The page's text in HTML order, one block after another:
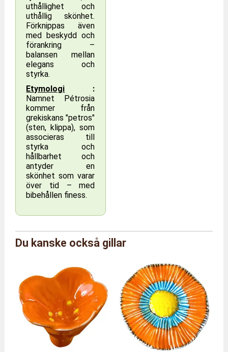
uthållighet och
uthållig skönhet.
Förknippas även
med beskydd och
förankring –
balansen mellan
elegans och
styrka.
Etymologi :
Namnet Pétrosia
kommer från
grekiskans "petros"
(sten, klippa), som
associeras till
styrka och
hållbarhet och
antyder en
skönhet som varar
över tid – med
bibehållen finess.
Märke
Alcobarro av Carlos Da Pilar
Färg
Mörkrosa
Totala mått
Längd 9 x Djup 9 x Höjd 30
cm
Vikt
80 gram
Stjälkhöjd
30 centimeter
Material
Du kanske också gillar